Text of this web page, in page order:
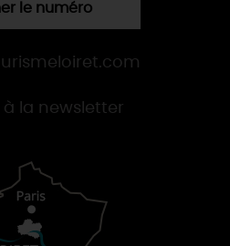
le numéro
à la newsletter